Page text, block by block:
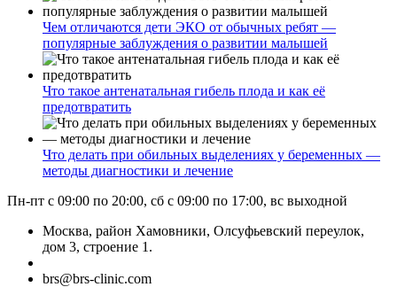
Чем отличаются дети ЭКО от обычных ребят —
популярные заблуждения о развитии малышей
Что такое антенатальная гибель плода и как её
предотвратить
Что делать при обильных выделениях у беременных —
методы диагностики и лечение
Пн-пт с 09:00 по 20:00, сб с 09:00 по 17:00, вс выходной
Москва, район Хамовники, Олсуфьевский переулок,
дом 3, строение 1.
brs@brs-clinic.com